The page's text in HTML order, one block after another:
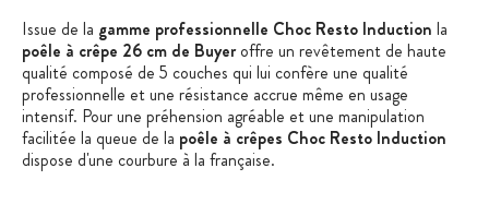
Issue de la gamme professionnelle Choc Resto Induction la
poêle à crêpe 26 cm de Buyeroffre un revêtement de haute
qualité composé de 5 couches qui lui confère une qualité
professionnelle et une résistance accrue même en usage
intensif. Pour une préhension agréable et une manipulation
facilitée la queue de la poêle à crêpes Choc Resto Induction
dispose d'une courbure à la française.